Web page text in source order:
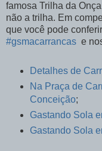
famosa Trilha da
não a trilha. Em
que você pode
#gsmacarrancas e
Detalhes de
Na Praça de
Conceição;
Gastando Sola
Gastando Sola